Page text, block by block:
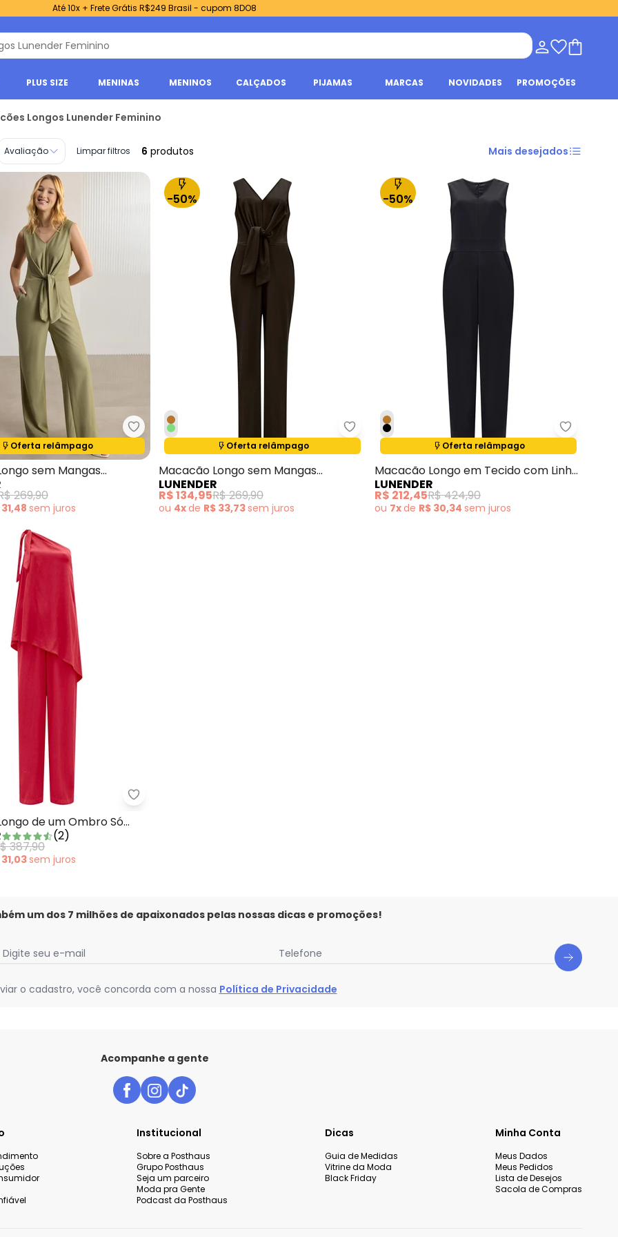
Até 10x + Frete Grátis R$249 Brasil - cupom 8DO8
PLUS SIZE MENINAS MENINOS CALÇADOS PIJAMAS MARCAS NOVIDADES PROMOÇÕES
Longos Lunender Feminino
Avaliação Limpar filtros 6 produtos Mais desejados
Longo em Tecido com Linho MarromLunender - Macacão Longo sem Mangas Texturizada Verde
Oferta relâmpago
Termina em:13:00:26
sem Mangas
Verde
269,90
sem juros
-50%
Lunender - Macacão Longo sem Mangas
Oferta relâmpago
Termina em:13:00:26
Macacão Longo sem Mangas
Texturizada Marrom
LUNENDER
R$ 134,95R$ 269,90
ou 4xde R$ 33,73sem juros
-50%
Oferta relâmpago
Termina em:13:00:26
Macacão Longo em Tecido com Linho
Preto
LUNENDER
R$ 212,45R$ 424,90
ou 7xde R$ 30,34 sem juros
Longo de Alças em Tecido BrancoLunender - Macacão Longo de um Ombro Só Vermelho
de um Ombro Só
(2)
387,90
31,03sem juros
um dos 7 milhões de apaixonados pelas nossas dicas e promoções!
Digite seu e-mail Telefone
o cadastro, você concorda com a nossa Política de Privacidade
Acompanhe a gente
Institucional
Sobre a Posthaus
Grupo Posthaus
Seja um parceiro
Moda pra Gente
Podcast da Posthaus
Dicas
Guia de Medidas
Vitrine da Moda
Black Friday
Minha Conta
Meus Dados
Meus Pedidos
Lista de Desejos
Sacola de Compras